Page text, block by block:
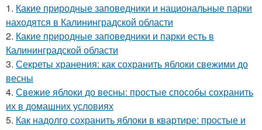
1. Какие природные заповедники и национальные парки
находятся в Калининградской области
2. Какие природные заповедники и парки есть в
Калининградской области
3. Секреты хранения: как сохранить яблоки свежими до
весны
4. Свежие яблоки до весны: простые способы сохранить
их в домашних условиях
5. Как надолго сохранить яблоки в квартире: простые и